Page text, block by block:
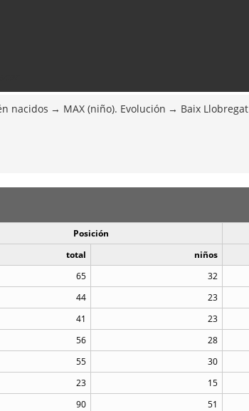
nacidos MAX (niño). Evolución Baix Llobregat
Posición
total niños
65 32
44 23
41 23
56 28
55 30
23 15
90 51